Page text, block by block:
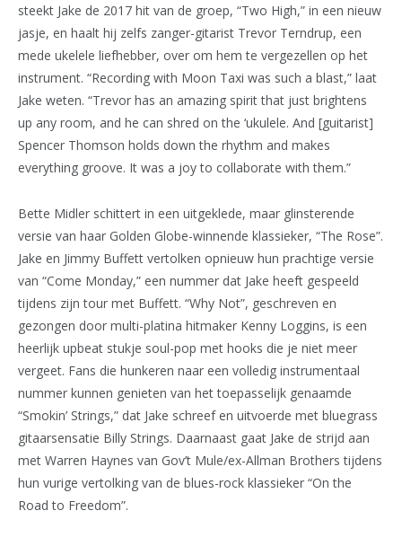
steekt Jake de 2017 hit van de groep, “Two High,” in een nieuw
jasje, en haalt hij zelfs zanger-gitarist Trevor Terndrup, een
mede ukelele liefhebber, over om hem te vergezellen op het
instrument. “Recording with Moon Taxi was such a blast,” laat
Jake weten. “Trevor has an amazing spirit that just brightens
up any room, and he can shred on the ‘ukulele. And [guitarist]
Spencer Thomson holds down the rhythm and makes
everything groove. It was a joy to collaborate with them.”
Bette Midler schittert in een uitgeklede, maar glinsterende
versie van haar Golden Globe-winnende klassieker, “The Rose”.
Jake en Jimmy Buffett vertolken opnieuw hun prachtige versie
van “Come Monday,” een nummer dat Jake heeft gespeeld
tijdens zijn tour met Buffett. “Why Not”, geschreven en
gezongen door multi-platina hitmaker Kenny Loggins, is een
heerlijk upbeat stukje soul-pop met hooks die je niet meer
vergeet. Fans die hunkeren naar een volledig instrumentaal
nummer kunnen genieten van het toepasselijk genaamde
“Smokin’ Strings,” dat Jake schreef en uitvoerde met bluegrass
gitaarsensatie Billy Strings. Daarnaast gaat Jake de strijd aan
met Warren Haynes van Gov’t Mule/ex-Allman Brothers tijdens
hun vurige vertolking van de blues-rock klassieker “On the
Road to Freedom”.